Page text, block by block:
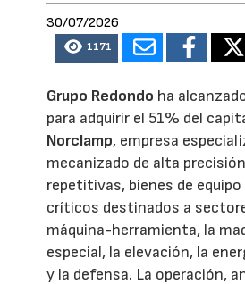
30/07/2026
1171
Grupo Redondo ha
para adquirir el 51% del
Norclamp, empresa
mecanizado de alta
repetitivas, bienes de
críticos destinados a
máquina-herramienta, la
especial, la elevación, la
y la defensa. La operación,